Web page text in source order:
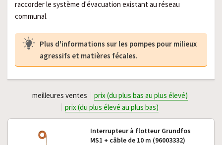
raccorder le système d'évacuation existant au réseau
communal.
Plus d'informations sur les pompes pour milieux
agressifs et matières fécales.
meilleures ventes
prix (du plus bas au plus élevé)
prix (du plus élevé au plus bas)
Interrupteur à flotteur Grundfos
MS1 + câble de 10 m (96003332)